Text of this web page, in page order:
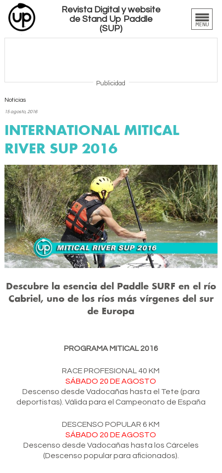
Revista Digital y website
de Stand Up Paddle
(SUP)
Publicidad
Noticias
15 agosto, 2016
INTERNATIONAL MITICAL
RIVER SUP 2016
Descubre la esencia del Paddle SURF en el río
Cabriel, uno de los ríos más vírgenes del sur
de Europa
PROGRAMA MITICAL 2016
RACE PROFESIONAL 40 KM
SÁBADO 20 DE AGOSTO
Descenso desde Vadocañas hasta el Tete (para
deportistas). Válida para el Campeonato de España
DESCENSO POPULAR 6 KM
SÁBADO 20 DE AGOSTO
Descenso desde Vadocañas hasta los Cárceles
(Descenso popular para aficionados).